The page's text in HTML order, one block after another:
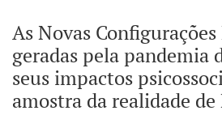
As Novas
geradas pela pandemia
seus impactos
amostra da realidade